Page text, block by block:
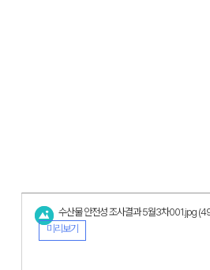
수산물 안전성 조사결과 5월3차001.jpg
미리보기